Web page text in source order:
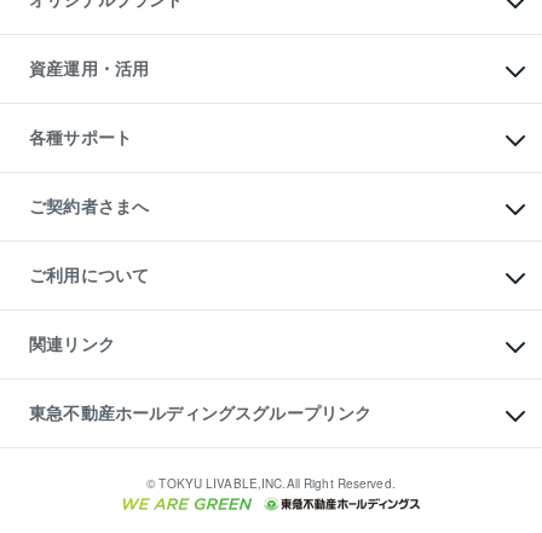
収益物件
ビル購入（ビル一棟）
投資用不動産の売却査定
事業用不動産の売却査定
人気マンションランキング
暮らしに役立つ不動産メディア
不動産相場・不動産価格情報
不動産コラム・ニュース
不動産用語集
不動産なんでもネット相談室
住まいの税金
一棟リノベーションマンション
L`GENTE（ルジェンテ）
区分リノベーションマンション
投資用一棟レジデンスWELL
不動産小口投資
LEGACIA（レガシア）
資産運用・活用
不動産M&A
アセットマネジメント・出資
各種サポート
相続サポート
リフォームサポート
ご契約者さまへ
ご紹介・再契約特典
入居者様専用-各種ご案内（賃貸）
東急こすもす会「こすもすWeb」
ご利用について
金融商品取引について
東急リバブル ソーシャルメディアポリシー
ご意見・お問い合わせ（金融商品取引専用の相談・お問い合わせ窓口）
ダイレクトメール（郵送物）・Eメールなどの送付停止について
関連リンク
これからご結婚される方に東急百貨店のブライダルクラブ
人材サービスのご用命は 東急リバブルスタッフ株式会社まで
東北の逸品を贈ります 東北すぐれものセレクション
東急不動産ホールディングスグループリンク
東急コミュニティー
東急住宅リース
© TOKYU LIVABLE,INC.All Right Reserved.